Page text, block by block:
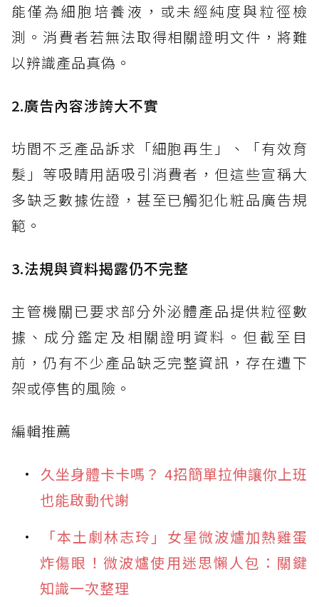
能僅為細胞培養液，或未經純度與粒徑檢
測。消費者若無法取得相關證明文件，將難
以辨識產品真偽。
2.廣告內容涉誇大不實
坊間不乏產品訴求「細胞再生」、「有效育
髮」等吸睛用語吸引消費者，但這些宣稱大
多缺乏數據佐證，甚至已觸犯化粧品廣告規
範。
3.法規與資料揭露仍不完整
主管機關已要求部分外泌體產品提供粒徑數
據、成分鑑定及相關證明資料。但截至目
前，仍有不少產品缺乏完整資訊，存在遭下
架或停售的風險。
編輯推薦
久坐身體卡卡嗎？ 4招簡單拉伸讓你上班
也能啟動代謝
「本土劇林志玲」女星微波爐加熱雞蛋
炸傷眼！微波爐使用迷思懶人包：關鍵
知識一次整理